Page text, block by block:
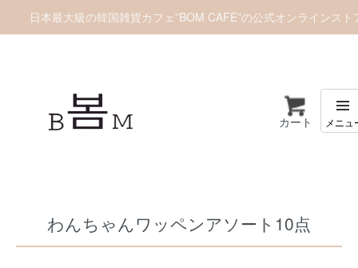
日本最大級の韓国雑貨カフェ”BOM CAFE”の公式オンラインスト
カート
わんちゃんワッペンアソート10点